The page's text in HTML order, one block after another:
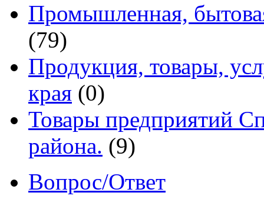
Промышленная,
(79)
Продукция, товары,
края (0)
Товары предприятий
района. (9)
Вопрос/Ответ